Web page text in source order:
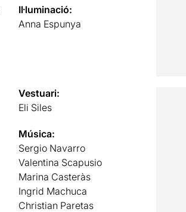
Il·luminació:
Anna Espunya
Vestuari:
Eli Siles
Música:
Sergio Navarro
Valentina Scapusio
Marina Casteràs
Ingrid Machuca
Christian Paretas